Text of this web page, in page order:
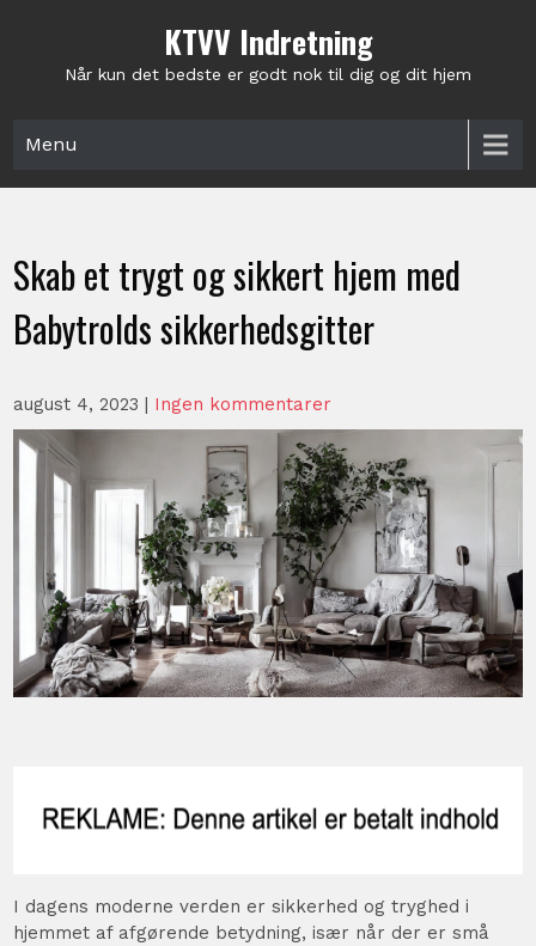
KTVV Indretning
Når kun det bedste er godt nok til dig og dit hjem
Menu
Skab et trygt og sikkert hjem med
Babytrolds sikkerhedsgitter
august 4, 2023 | Ingen kommentarer
I dagens moderne verden er sikkerhed og tryghed i
hjemmet af afgørende betydning, især når der er små